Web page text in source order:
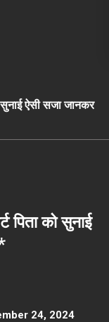
सुनाई ऐसी सजा जानकर
पिता को सुनाई
24, 2024